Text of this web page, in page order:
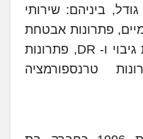
ביניהם: שירותי
פתרונות אבטחת
מידע והגת הסייבר, פתרונות גיבוי ו- DR, פתרונות
טרנספורמציה